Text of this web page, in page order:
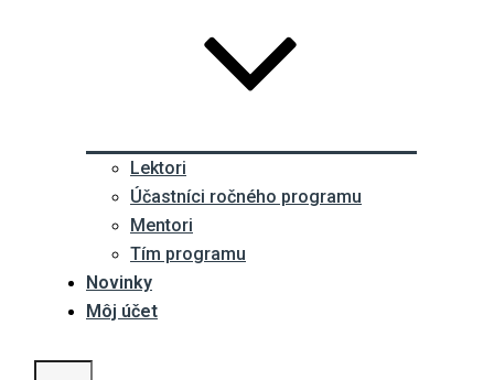
Lektori
Účastníci ročného programu
Mentori
Tím programu
Novinky
Môj účet